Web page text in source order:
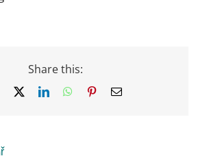
Share this:
Facebook LinkedInWhatsApp
PinterestEmail